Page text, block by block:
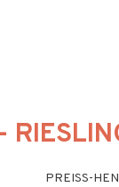
PREISS-